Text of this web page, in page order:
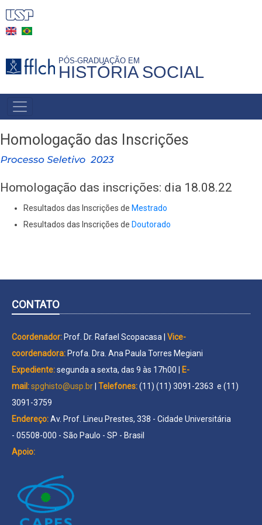
Pular
conteúdo
principal
PÓS-GRADUAÇÃO EM
HISTÓRIA SOCIAL
MAIN
NAVIGATION
BR
Homologação das Inscrições
Homologação das inscrições: dia 18.08.22
Resultados das Inscrições de Mestrado
Resultados das Inscrições de Doutorado
CONTATO
Coordenador: Prof. Dr. Rafael Scopacasa | Vice-
coordenadora: Profa. Dra. Ana Paula Torres Megiani
Expediente:segunda a sexta, das 9 às 17h00 |
E-
mail:spghisto@usp.br Telefones:(11) (11) 3091-2363 e (11)
3091-3759
Endereço:Av. Prof. Lineu Prestes, 338 - Cidade Universitária
- 05508-000 - São Paulo - SP - Brasil
Apoio: